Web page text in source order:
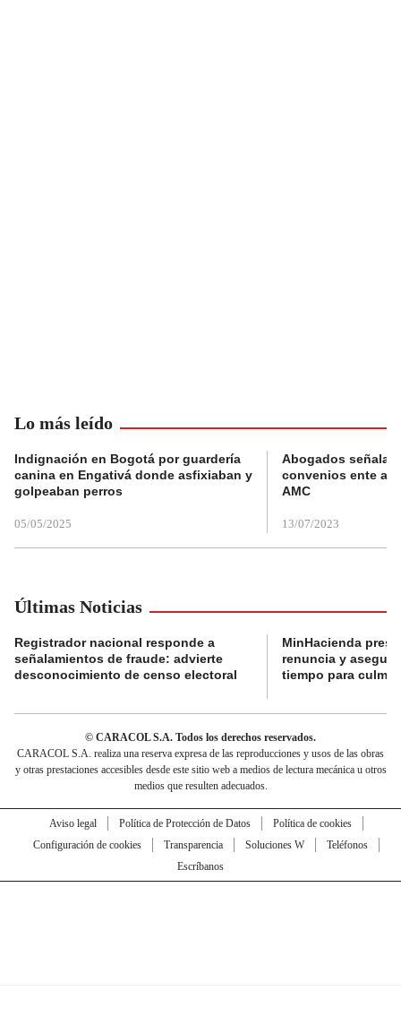
Lo más leído
Indignación en Bogotá por guardería
canina en Engativá donde asfixiaban y
golpeaban perros
05/05/2025
Abogados
convenios ente
AMC
13/07/2023
Últimas Noticias
Registrador nacional responde a
señalamientos de fraude: advierte
desconocimiento de censo electoral
MinHacienda
renuncia y
tiempo para
© CARACOL S.A. Todos los derechos reservados.
CARACOL S.A. realiza una reserva expresa de las reproducciones y usos de las obras
y otras prestaciones accesibles desde este sitio web a medios de lectura mecánica u otros
medios que resulten adecuados.
Aviso legal Política de Protección de Datos
Política de cookies
Configuración de cookies
Transparencia Soluciones W
Teléfonos
Escríbanos